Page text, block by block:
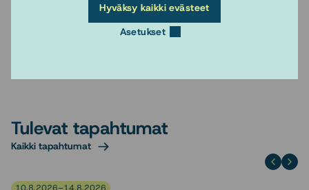
Hyväksy kaikki evästeet
Asetukset
information about the grant is here.
Tulevat tapahtumat
Kaikki tapahtumat